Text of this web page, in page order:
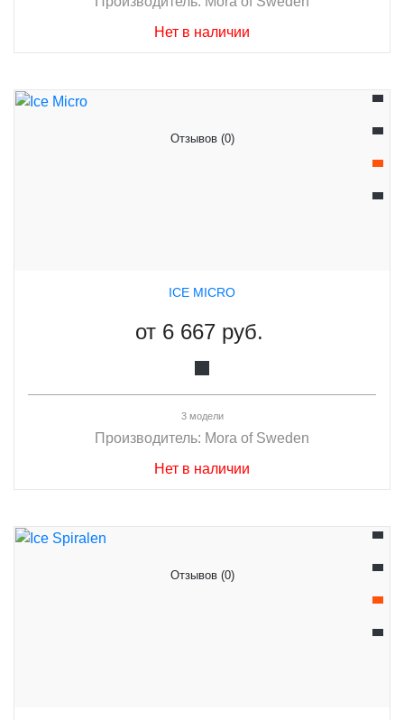
Нет в наличии
Отзывов (0)
ICE MICRO
от 6 667 руб.
3 модели
Производитель: Mora of Sweden
Нет в наличии
Отзывов (0)